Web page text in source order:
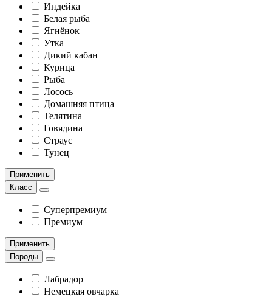
Индейка
Белая рыба
Ягнёнок
Утка
Дикий кабан
Курица
Рыба
Лосось
Домашняя птица
Телятина
Говядина
Страус
Тунец
Применить
Класс
Суперпремиум
Премиум
Применить
Породы
Лабрадор
Немецкая овчарка